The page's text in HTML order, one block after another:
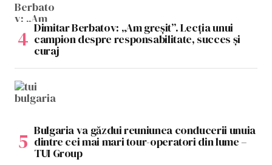
Dimitar Berbatov: „Am greșit”. Lecția unui
campion despre responsabilitate, succes și
curaj
Bulgaria va găzdui reuniunea conducerii unuia
dintre cei mai mari tour-operatori din lume –
TUI Group